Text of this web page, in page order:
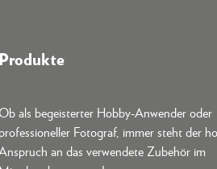
Produkte
Ob als begeisterter Hobby-Anwender oder
professioneller Fotograf, immer steht der
an das verwendete Zubehör im